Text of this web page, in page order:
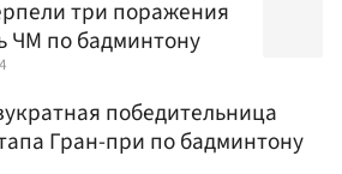
три поражения
ЧМ по бадминтону
победительница
Гран-при по бадминтону